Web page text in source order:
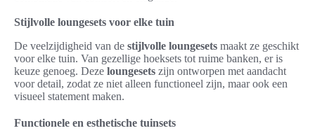
Stijlvolle loungesets voor elke tuin
De veelzijdigheid van de stijlvolle loungesets maakt ze geschikt
voor elke tuin. Van gezellige hoeksets tot ruime banken, er is
keuze genoeg. Deze loungesets zijn ontworpen met aandacht
voor detail, zodat ze niet alleen functioneel zijn, maar ook een
visueel statement maken.
Functionele en esthetische tuinsets